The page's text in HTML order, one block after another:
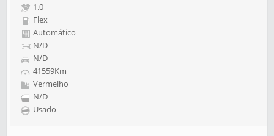
1.0
Flex
Automático
N/D
N/D
41559Km
Vermelho
N/D
Usado